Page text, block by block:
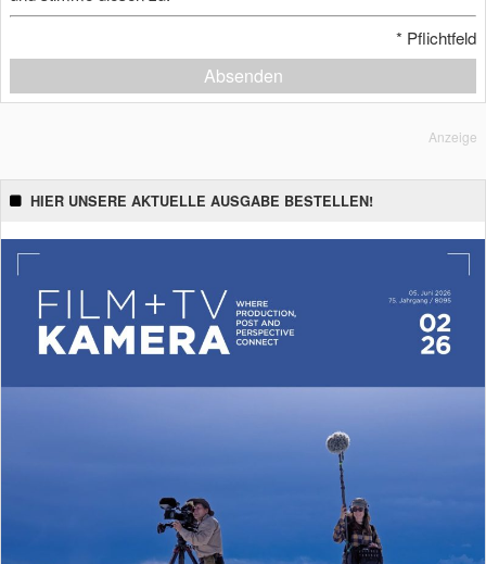
* Pflichtfeld
Absenden
Anzeige
HIER UNSERE AKTUELLE AUSGABE BESTELLEN!